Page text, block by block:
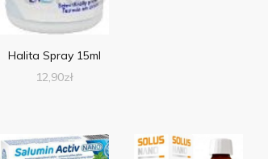
Halita Spray 15ml
12,90zł